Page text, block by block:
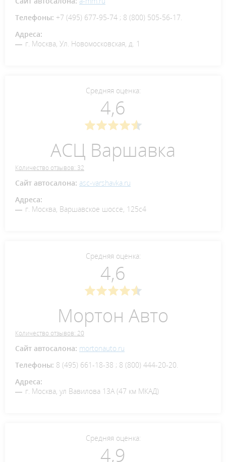
Телефоны: +7 (495) 677-95-74 ; 8 (800) 505-56-17.
Адреса:
г. Москва, Ул. Новомосковская, д. 1
Средняя оценка:
4,6
АСЦ Варшавка
Количество отзывов: 32
Сайт автосалона: asc-varshavka.ru
Адреса:
г. Москва, Варшавское шоссе, 125с4
Средняя оценка:
4,6
Мортон Авто
Количество отзывов: 20
Сайт автосалона: mortonauto.ru
Телефоны: 8 (495) 661-18-38 ; 8 (800) 444-20-20.
Адреса:
г. Москва, ул Вавилова 13А (47 км МКАД)
Средняя оценка:
4,9